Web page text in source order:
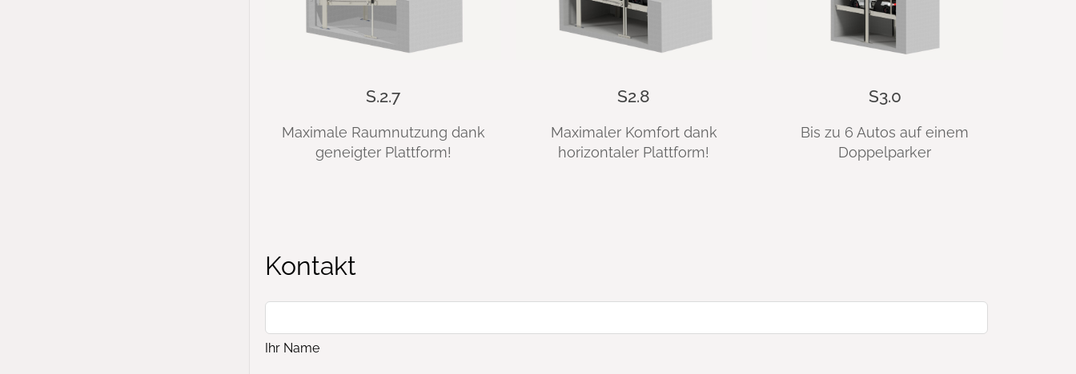
S.2.7
Maximale Raumnutzung dank
geneigter Plattform!
S2.8
Maximaler Komfort dank
horizontaler Plattform!
S3.0
Bis zu 6 Autos auf einem
Doppelparker
Kontakt
Ihr Name